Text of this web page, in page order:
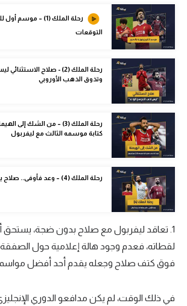
أمم إفريقيا
كرة السلة الأمريكية
كرة سلة
كرة يد
كرة طائرة
الوطن العربي
رياضة نسائية
آسيا
أمريكا
ركن الألعاب
أقسام خاصة
رحلة الملك (1) –
التوقعات
رحلة الملك (2) - صلاح
وتذوق الذهب الأوروبي
رحلة الملك (3) – من الشك
كتابة موسمه الثالث مع ليفربول
رحلة الملك (4) – وعد فأوفى.. صلاح يحفظ ماء وجه البطل
1. تعاقد ليفربول مع صلاح بدون ضجة، يستحق
لقطاته، فعدم وجود هالة إعلامية حول
فوق كتف صلاح وجعله يقدم أحد أفضل
في ذلك الوقت، لم يكن مدافعو الدوري